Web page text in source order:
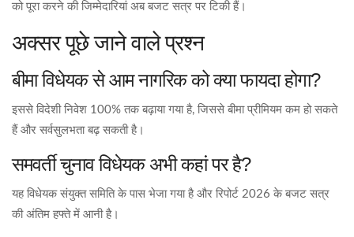
को पूरा करने की जिम्मेदारियां अब बजट सत्र पर टिकी हैं।
अक्सर पूछे जाने वाले प्रश्न
बीमा विधेयक से आम नागरिक को क्या फायदा होगा?
इससे विदेशी निवेश 100% तक बढ़ाया गया है, जिससे बीमा प्रीमियम कम हो सकते
हैं और सर्वसुलभता बढ़ सकती है।
समवर्ती चुनाव विधेयक अभी कहां पर है?
यह विधेयक संयुक्त समिति के पास भेजा गया है और रिपोर्ट 2026 के बजट सत्र
की अंतिम हफ्ते में आनी है।